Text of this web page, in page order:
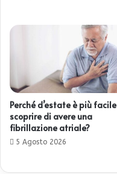
Perché d’estate è più facile
scoprire di avere una
fibrillazione atriale?
5 Agosto 2026